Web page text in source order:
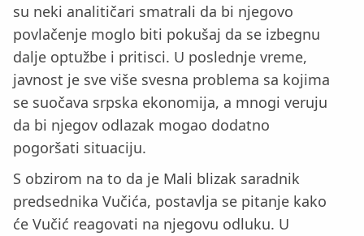
su neki analitičari smatrali da bi njegovo
povlačenje moglo biti pokušaj da se izbegnu
dalje optužbe i pritisci. U poslednje vreme,
javnost je sve više svesna problema sa kojima
se suočava srpska ekonomija, a mnogi veruju
da bi njegov odlazak mogao dodatno
pogoršati situaciju.
S obzirom na to da je Mali blizak saradnik
predsednika Vučića, postavlja se pitanje kako
će Vučić reagovati na njegovu odluku. U